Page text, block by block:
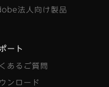
法人向け製品
ート
あるご質問
ンロード